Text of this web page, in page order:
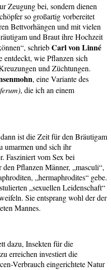
Zeugung bei, sondern dienen
so großartig vorbereitet
Bettvorhängen und mit vielen
und Braut ihre Hochzeit
schriebCarl von Linné
entdeckt, wie Pflanzen sich
und Züchtungen.
, eine Variante des
, die ich an einem
ist die Zeit für den Bräutigam
umarmen und sich ihr
Fasziniert vom Sex bei
Pflanzen Männer, „masculi“,
„hermaphrodites“ gebe.
„sexuellen Leidenschaft“
Sie entsprang wohl der der
Mannes.
dazu, Insekten für die
erreichen investiert die
Verbrauch eingerichtete Natur